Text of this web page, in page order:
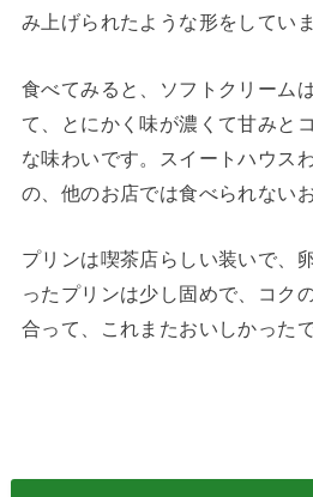
み上げられたような形をしていま
食べてみると、ソフトクリーム
て、とにかく味が濃くて甘みと
な味わいです。スイートハウス
の、他のお店では食べられない
プリンは喫茶店らしい装いで、
ったプリンは少し固めで、コク
合って、これまたおいしかったで